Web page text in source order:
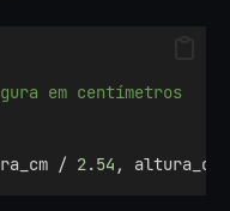
em centímetros
/ 2.54 ,